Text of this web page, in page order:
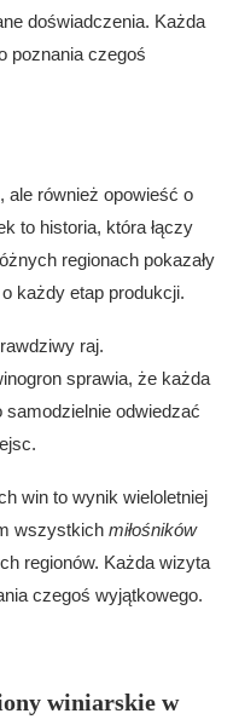
doświadczenia. Każda
poznania czegoś
ale również opowieść o
to historia, która łączy
regionach pokazały
o każdy etap produkcji.
raj.
sprawia, że każda
odwiedzać
win to wynik wieloletniej
wszystkich miłośników
regionów. Każda wizyta
czegoś wyjątkowego.
winiarskie w